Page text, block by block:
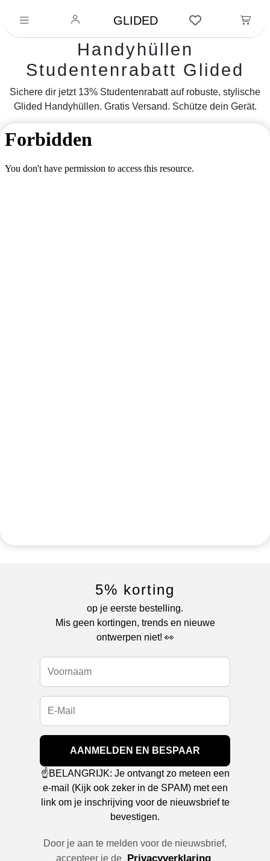
GLIDED
Handyhüllen
Studentenrabatt Glided
Sichere dir jetzt 13% Studentenrabatt auf robuste, stylische
Glided Handyhüllen. Gratis Versand. Schütze dein Gerät.
5% korting
op je eerste bestelling.
Mis geen kortingen, trends en nieuwe
ontwerpen niet! 👀
AANMELDEN EN BESPAAR
☝️BELANGRIJK: Je ontvangt zo meteen een
e-mail (Kijk ook zeker in de SPAM) met een
link om je inschrijving voor de nieuwsbrief te
bevestigen.
Door je aan te melden voor de nieuwsbrief,
accepteer je de Privacyverklaring